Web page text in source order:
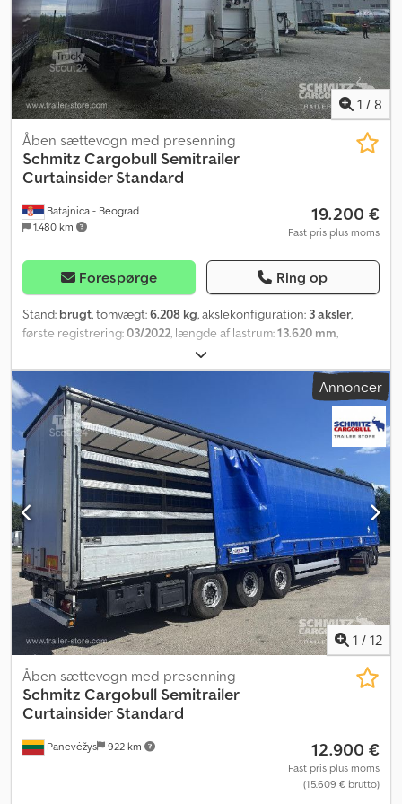
tilgængelige køretøjer på vores hjemmeside. Har du brug for
finansiering? Vi tilbyder individuel finansiering samt fuldservice-
eller telematikløsninger. Vi rådgiver dig gerne personligt.
Dcodpfxezrrp Sj Acdok
1 / 8
Batajnica - Beograd
1.480 km
Åben sættevogn med presenning
Schmitz Cargobull Semitrailer
Curtainsider Standard
19.200 €
Fast pris plus moms
Forespørge Ring op
Stand: brugt, tomvægt:6.208 kg, akslekonfiguration: 3 aksler,
første registrering:03/2022, længde af lastrum:13.620 mm,
, lastepladshøjde:
lastepladsvolumen:93 m³, affjedring:luft, dækstørrelse:385/65
R22,5 , farve:sølvfarvet ABS,
Egenvægt: 6.208 kg, Certifikat DIN EN 12642 (kode XL), Lasteplads
(L B H): 13.620 mm x 2.480 mm x 2.780 mm. Dækstørrelse: 385/65
R22.5, Lastevolumen: 93 m³, 1. aksel: , 2. aksel: , 3. aksel: ,
Luftaffjedring, Underrunbeskyttelse, Elektronisk bremsesystem
EBS, Værktøjskasse, Holder til reservehjul (2x), Fastgjort støtteben,
Glidetag, Tilslutningsstik 1x15- og 2x7-polet, Antispray,
Toldplomber. Dcedpfx Aozbvq Hecdok
Annoncer
1 / 12
Panevėžys 922 km
Åben sættevogn med presenning
Schmitz Cargobull Semitrailer
Curtainsider Standard
12.900 €
Fast pris plus moms
(15.609 € brutto)